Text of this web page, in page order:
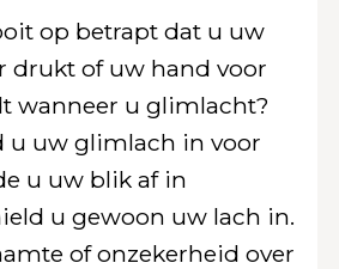
op betrapt dat u uw
drukt of uw hand voor
wanneer u glimlacht?
u uw glimlach in voor
u uw blik af in
u gewoon uw lach in.
of onzekerheid over